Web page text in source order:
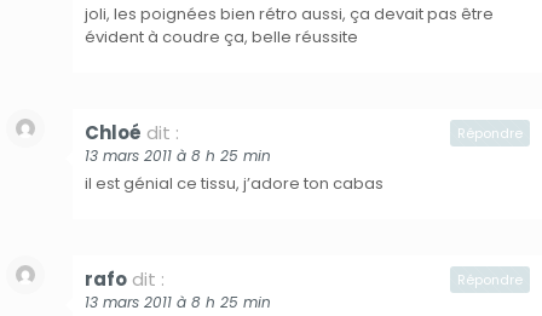
joli, les poignées bien rétro aussi, ça devait pas être
évident à coudre ça, belle réussite
Chloé dit :
13 mars 2011 à 8 h 25 min
il est génial ce tissu, j’adore ton cabas
Répondre
rafo dit :
13 mars 2011 à 8 h 25 min
Répondre